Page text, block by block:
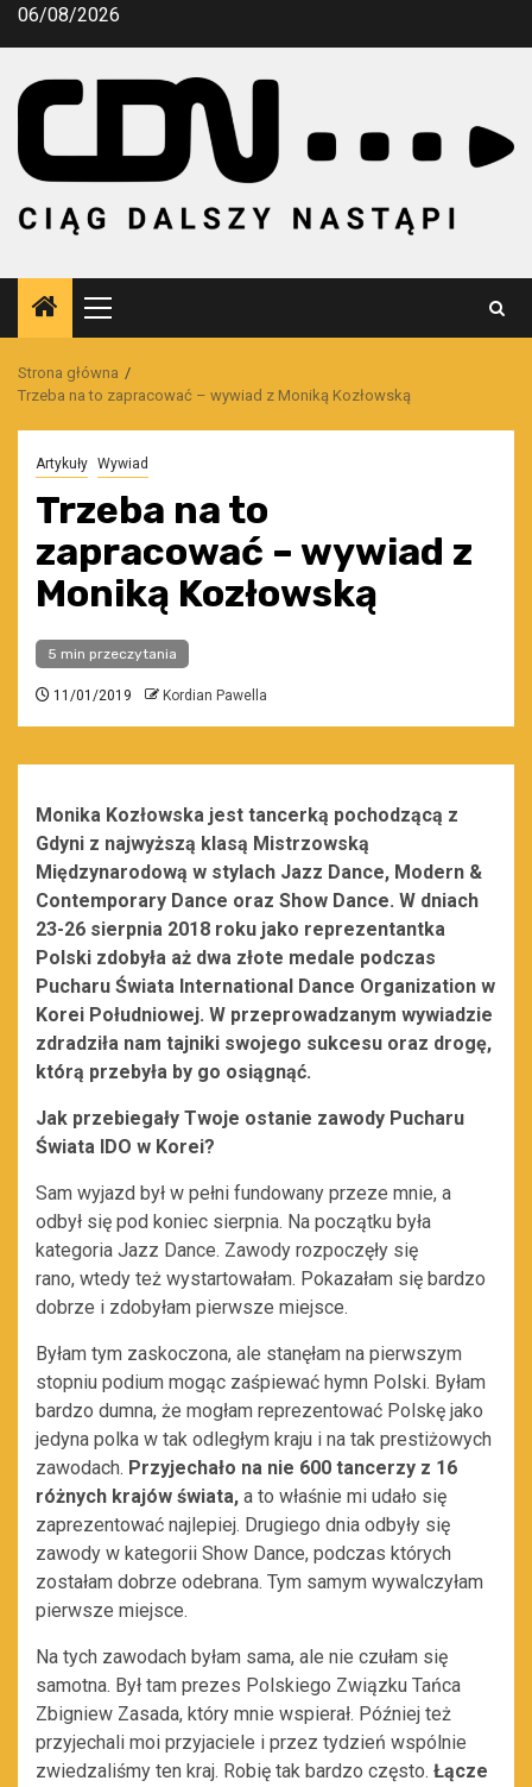
Przejdź
06/08/2026
Menu
główne
Strona główna
Trzeba na to zapracować – wywiad z Moniką Kozłowską
Artykuły Wywiad
Trzeba na to
zapracować – wywiad z
Moniką Kozłowską
5 min przeczytania
11/01/2019 Kordian Pawella
Monika Kozłowska jest tancerką pochodzącą z
Gdyni z najwyższą klasą Mistrzowską
Międzynarodową w stylach Jazz Dance, Modern &
Contemporary Dance oraz Show Dance. W dniach
23-26 sierpnia 2018 roku jako reprezentantka
Polski zdobyła aż dwa złote medale podczas
Pucharu Świata International Dance Organization w
Korei Południowej. W przeprowadzanym wywiadzie
zdradziła nam tajniki swojego sukcesu oraz drogę,
którą przebyła by go osiągnąć.
Jak przebiegały Twoje ostanie zawody Pucharu
Świata IDO w Korei?
Sam wyjazd był w pełni fundowany przeze mnie, a
odbył się pod koniec sierpnia. Na początku była
kategoria Jazz Dance. Zawody rozpoczęły się
rano, wtedy też wystartowałam. Pokazałam się bardzo
dobrze i zdobyłam pierwsze miejsce.
Byłam tym zaskoczona, ale stanęłam na pierwszym
stopniu podium mogąc zaśpiewać hymn Polski. Byłam
bardzo dumna, że mogłam reprezentować Polskę jako
jedyna polka w tak odległym kraju i na tak prestiżowych
zawodach. Przyjechało na nie 600 tancerzy z 16
różnych krajów świata, a to właśnie mi udało się
zaprezentować najlepiej. Drugiego dnia odbyły się
zawody w kategorii Show Dance, podczas których
zostałam dobrze odebrana. Tym samym wywalczyłam
pierwsze miejsce.
Na tych zawodach byłam sama, ale nie czułam się
samotna. Był tam prezes Polskiego Związku Tańca
Zbigniew Zasada, który mnie wspierał. Później też
przyjechali moi przyjaciele i przez tydzień wspólnie
zwiedzaliśmy ten kraj. Robię tak bardzo często. Łącze